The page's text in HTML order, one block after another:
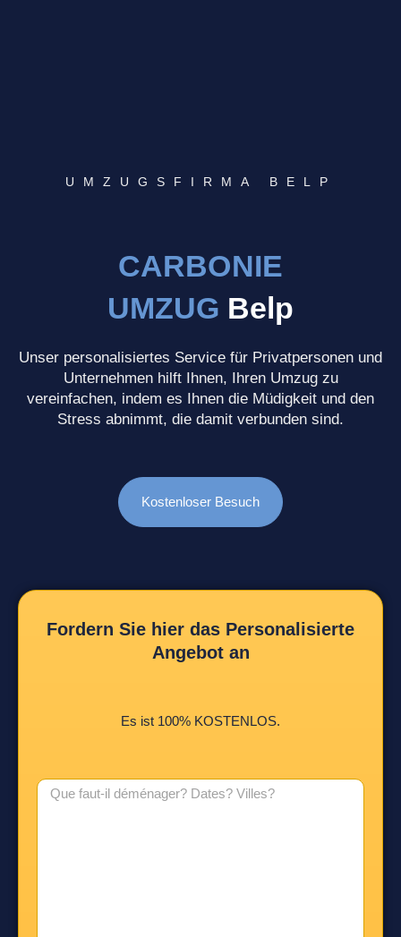
UMZUGSFIRMA BELP
CARBONIE
UMZUG Belp
Unser personalisiertes Service für Privatpersonen und
Unternehmen hilft Ihnen, Ihren Umzug zu
vereinfachen, indem es Ihnen die Müdigkeit und den
Stress abnimmt, die damit verbunden sind.
Kostenloser Besuch
Fordern Sie hier das Personalisierte
Angebot an
Es ist 100% KOSTENLOS.